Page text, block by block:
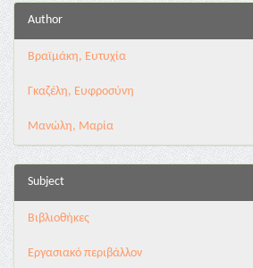
Author
Βραϊμάκη, Ευτυχία
Γκαζέλη, Ευφροσύνη
Μανώλη, Μαρία
Subject
Βιβλιοθήκες
Εργασιακό περιβάλλον